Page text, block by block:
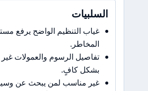
السلبيات
غياب التنظيم الواضح يرفع
المخاطر.
تفاصيل الرسوم والعمولات
بشكل كافٍ.
غير مناسب لمن يبحث عن